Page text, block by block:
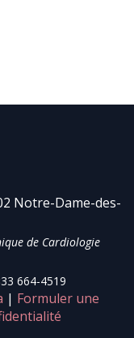
Notre-Dame-des-
de Cardiologie
664-4519
| Formuler une